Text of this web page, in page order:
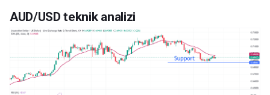
AUD/USD teknik analizi